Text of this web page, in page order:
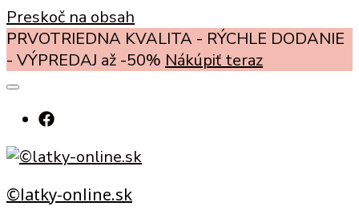
Preskoč na obsah
PRVOTRIEDNA KVALITA - RÝCHLE DODANIE
- VÝPREDAJ až -50% Nákúpiť teraz
©latky-online.sk